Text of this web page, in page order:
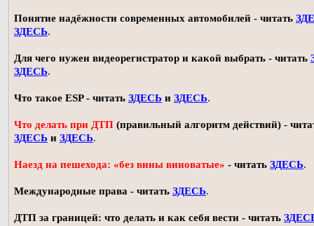
Понятие надёжности современных автомобилей - читать
ЗДЕСЬ.
Для чего нужен видеорегистратор и какой выбрать - читать
ЗДЕСЬ.
Что такое ESP - читать ЗДЕСЬ и ЗДЕСЬ.
Что делать при ДТП (правильный алгоритм действий) -
ЗДЕСЬ и ЗДЕСЬ.
Наезд на пешехода: «без вины виноватые» - читать ЗДЕСЬ.
Международные права - читать ЗДЕСЬ.
ДТП за границей: что делать и как себя вести - читать